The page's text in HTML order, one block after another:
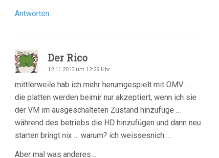
Antworten
Der Rico
12.11.2013 um 12:29 Uhr
mittlerweile hab ich mehr herumgespielt mit OMV …
die platten werden beimir nur akzeptiert, wenn ich sie
der VM im ausgeschalteten Zustand hinzufüge …
während des betriebs die HD hinzufügen und dann neu
starten bringt nix … warum? ich weissesnich …
Aber mal was anderes …